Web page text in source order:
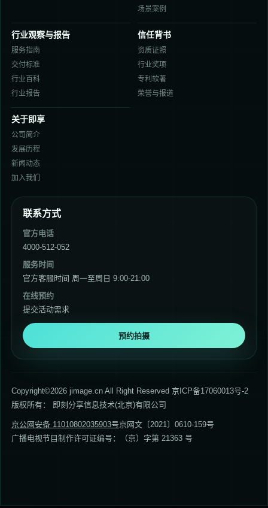
场景案例
行业观察与报告
服务指南
交付标准
行业百科
行业报告
信任背书
资质证照
行业奖项
专利软著
荣誉与报道
关于即享
公司简介
发展历程
新闻动态
加入我们
联系方式
官方电话
4000-512-052
服务时间
官方客服时间 周一至周日 9:00-21:00
在线预约
提交活动需求
预约拍摄
Copyright©2026 jimage.cn All Right Reserved 京ICP备17060013号-2
版权所有： 即刻分享信息技术(北京)有限公司
京公网安备 11010802035903号京网文〔2021〕0610-159号
广播电视节目制作许可证编号：（京）字第 21363 号